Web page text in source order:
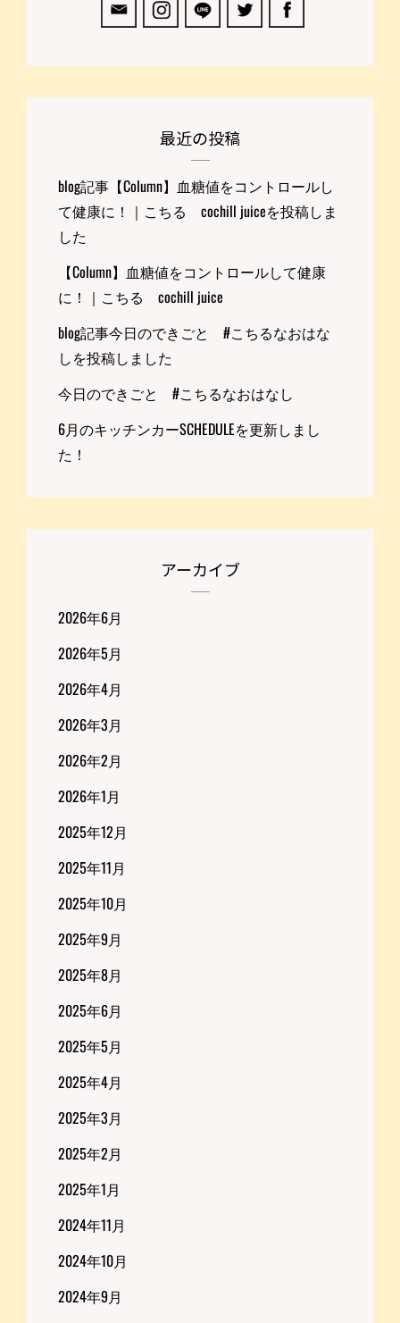
最近の投稿
blog記事【Column】血糖値をコントロールし
て健康に！｜こちる cochill juiceを投稿しま
した
【Column】血糖値をコントロールして健康
に！｜こちる cochill juice
blog記事今日のできごと #こちるなおはな
しを投稿しました
今日のできごと #こちるなおはなし
6月のキッチンカーSCHEDULEを更新しまし
た！
アーカイブ
2026年6月
2026年5月
2026年4月
2026年3月
2026年2月
2026年1月
2025年12月
2025年11月
2025年10月
2025年9月
2025年8月
2025年6月
2025年5月
2025年4月
2025年3月
2025年2月
2025年1月
2024年11月
2024年10月
2024年9月